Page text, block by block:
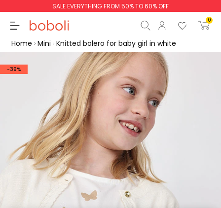
SALE EVERYTHING FROM 50% TO 60% OFF
0
Continue Start order
Home Mini Knitted bolero for baby girl in white
-39%